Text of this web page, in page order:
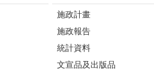
施政計畫
施政報告
統計資料
文宣品及出版品